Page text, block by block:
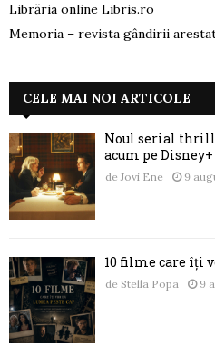
Librăria online Libris.ro
Memoria – revista gândirii
CELE MAI NOI ARTICOLE
Noul serial
acum pe Disney+
de Jovi Ene 9
10 filme care îți
de Stella Popa 9